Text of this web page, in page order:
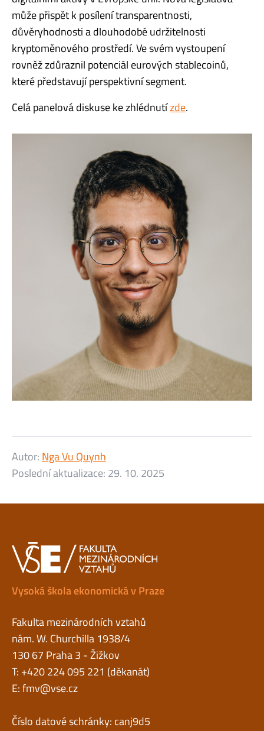
může přispět k posílení transparentnosti,
důvěryhodnosti a dlouhodobé udržitelnosti
kryptoměnového prostředí. Ve svém vystoupení
rovněž zdůraznil potenciál eurových stablecoinů,
které představují perspektivní segment.
Celá panelová diskuse ke zhlédnutízde.
Autor:Nga Vu Quynh
Poslední aktualizace: 29. 10. 2025
Vysoká škola ekonomická v Praze
Fakulta mezinárodních vztahů
nám. W. Churchilla 1938/4
130 67 Praha 3 - Žižkov
T: +420 224 095 221 (děkanát)
E:fmv@vse.cz
Číslo datové schránky: canj9d5